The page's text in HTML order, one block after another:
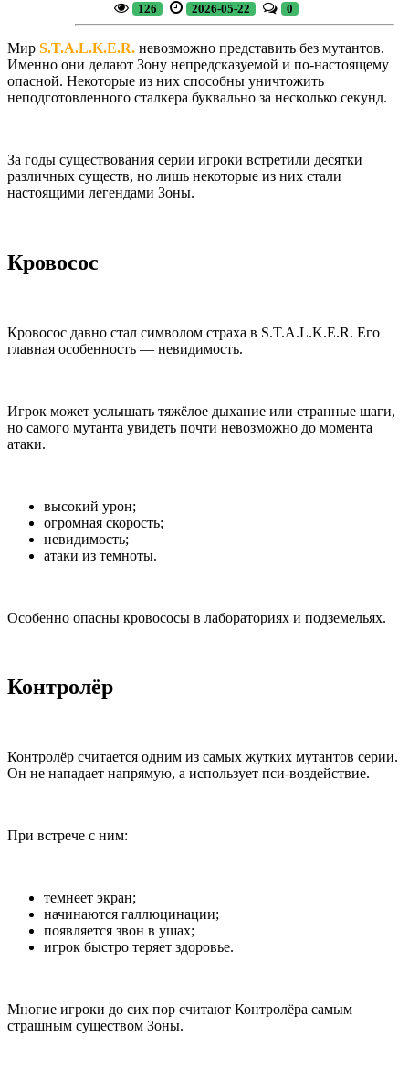
126 2026-05-22 0
Мир S.T.A.L.K.E.R. невозможно представить без мутантов.
Именно они делают Зону непредсказуемой и по-настоящему
опасной. Некоторые из них способны уничтожить
неподготовленного сталкера буквально за несколько секунд.
За годы существования серии игроки встретили десятки
различных существ, но лишь некоторые из них стали
настоящими легендами Зоны.
Кровосос
Кровосос давно стал символом страха в S.T.A.L.K.E.R. Его
главная особенность — невидимость.
Игрок может услышать тяжёлое дыхание или странные шаги,
но самого мутанта увидеть почти невозможно до момента
атаки.
высокий урон;
огромная скорость;
невидимость;
атаки из темноты.
Особенно опасны кровососы в лабораториях и подземельях.
Контролёр
Контролёр считается одним из самых жутких мутантов серии.
Он не нападает напрямую, а использует пси-воздействие.
При встрече с ним:
темнеет экран;
начинаются галлюцинации;
появляется звон в ушах;
игрок быстро теряет здоровье.
Многие игроки до сих пор считают Контролёра самым
страшным существом Зоны.